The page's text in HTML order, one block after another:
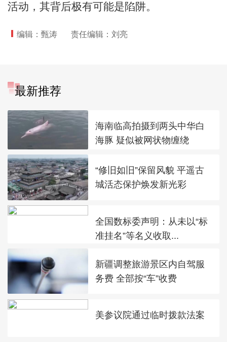
活动，其背后极有可能是陷阱。
编辑：甄涛 责任编辑：刘亮
最新推荐
海南临高拍摄到两头中华白
海豚 疑似被网状物缠绕
“修旧如旧”保留风貌 平遥古
城活态保护焕发新光彩
全国数标委声明：从未以“标
准挂名”等名义收取...
新疆调整旅游景区内自驾服
务费 全部按“车”收费
美参议院通过临时拨款法案